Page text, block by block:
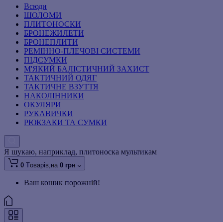
Всюди
ШОЛОМИ
ПЛИТОНОСКИ
БРОНЕЖИЛЕТИ
БРОНЕПЛИТИ
РЕМІННО-ПЛЕЧОВІ СИСТЕМИ
ПІДСУМКИ
М'ЯКИЙ БАЛІСТИЧНИЙ ЗАХИСТ
ТАКТИЧНИЙ ОДЯГ
ТАКТИЧНЕ ВЗУТТЯ
НАКОЛІННИКИ
ОКУЛЯРИ
РУКАВИЧКИ
РЮКЗАКИ ТА СУМКИ
Я шукаю, наприклад, плитоноска мультикам
0 Tоварів,на 0 грн
Ваш кошик порожній!